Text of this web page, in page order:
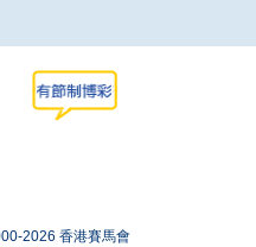
2026 香港賽馬會